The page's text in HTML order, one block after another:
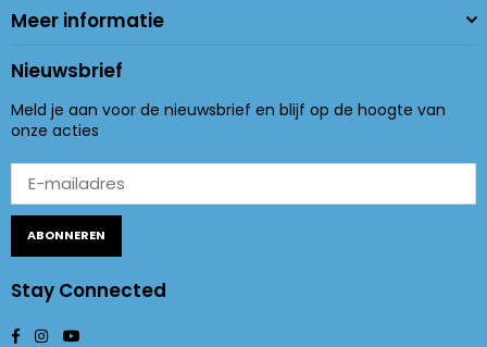
Meer informatie
Nieuwsbrief
Meld je aan voor de nieuwsbrief en blijf op de hoogte van
onze acties
ABONNEREN
Stay Connected
Facebook
Instagram